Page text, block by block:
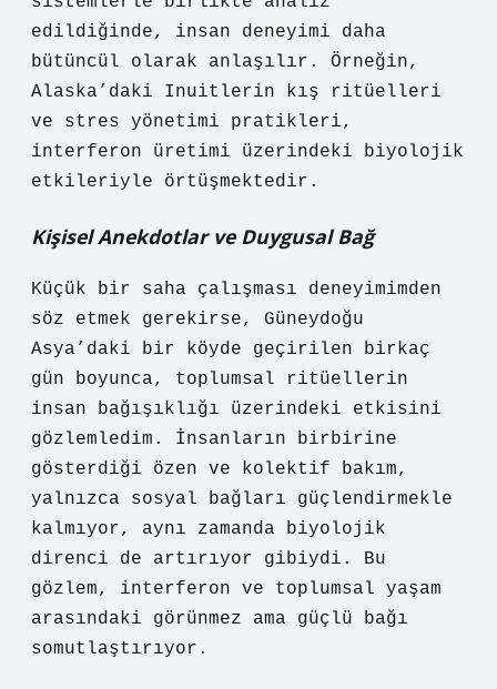
edildiğinde, insan deneyimi daha
bütüncül olarak anlaşılır. Örneğin,
Alaska’daki Inuitlerin kış ritüelleri
ve stres yönetimi pratikleri,
interferon üretimi üzerindeki biyolojik
etkileriyle örtüşmektedir.
Kişisel Anekdotlar ve Duygusal Bağ
Küçük bir saha çalışması deneyimimden
söz etmek gerekirse, Güneydoğu
Asya’daki bir köyde geçirilen birkaç
gün boyunca, toplumsal ritüellerin
insan bağışıklığı üzerindeki etkisini
gözlemledim. İnsanların birbirine
gösterdiği özen ve kolektif bakım,
yalnızca sosyal bağları güçlendirmekle
kalmıyor, aynı zamanda biyolojik
direnci de artırıyor gibiydi. Bu
gözlem, interferon ve toplumsal yaşam
arasındaki görünmez ama güçlü bağı
somutlaştırıyor.